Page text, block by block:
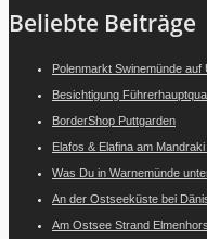
Beliebte Beiträge
Polenmarkt Swinemünde
Besichtigung
BorderShop Puttgarden
Elafos & Elafina am
Was Du in Warnemünde
An der Ostseeküste bei
Am Ostsee Strand